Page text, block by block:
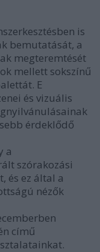
is
bemutatását, a
megteremtését
mellett sokszínű
E
és vizuális
érdeklődő
a
szórakozási
és ez által a
nézők
című